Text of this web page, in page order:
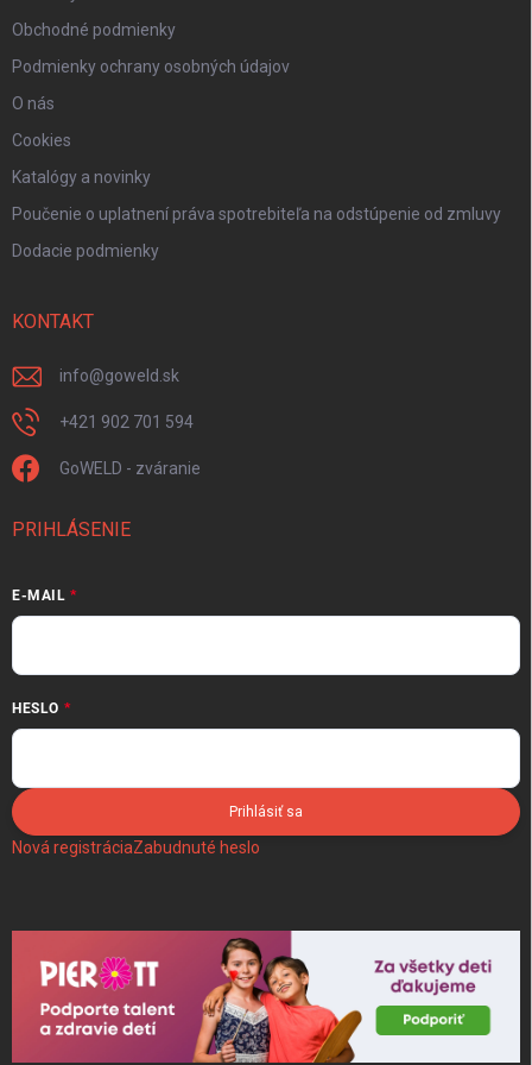
Obchodné podmienky
Podmienky ochrany osobných údajov
O nás
Cookies
Katalógy a novinky
Poučenie o uplatnení práva spotrebiteľa na odstúpenie od zmluvy
Dodacie podmienky
KONTAKT
info@goweld.sk
+421 902 701 594
GoWELD - zváranie
PRIHLÁSENIE
E-MAIL
HESLO
Prihlásiť sa
Nová registráciaZabudnuté heslo